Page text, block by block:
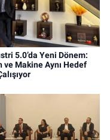
5.0’da Yeni Dönem:
ve Makine Aynı Hedef